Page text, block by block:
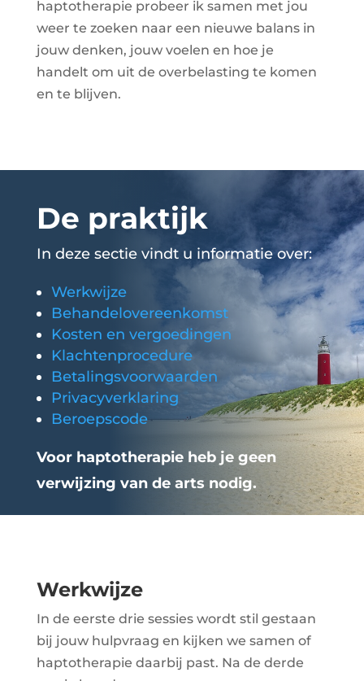
haptotherapie probeer ik samen met jou
weer te zoeken naar een nieuwe balans in
jouw denken, jouw voelen en hoe je
handelt om uit de overbelasting te komen
en te blijven.
De praktijk
In deze sectie vindt u informatie over:
Werkwijze
Behandelovereenkomst
Kosten en vergoedingen
Klachtenprocedure
Betalingsvoorwaarden
Privacyverklaring
Beroepscode
Voor haptotherapie heb je geen
verwijzing van de arts nodig.
Werkwijze
In de eerste drie sessies wordt stil gestaan
bij jouw hulpvraag en kijken we samen of
haptotherapie daarbij past. Na de derde